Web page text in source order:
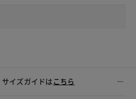
サイズガイドは こちら